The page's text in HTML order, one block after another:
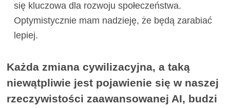
się kluczowa dla rozwoju społeczeństwa.
Optymistycznie mam nadzieję, że będą zarabiać
lepiej.
Każda zmiana cywilizacyjna, a taką
niewątpliwie jest pojawienie się w naszej
rzeczywistości zaawansowanej AI, budzi